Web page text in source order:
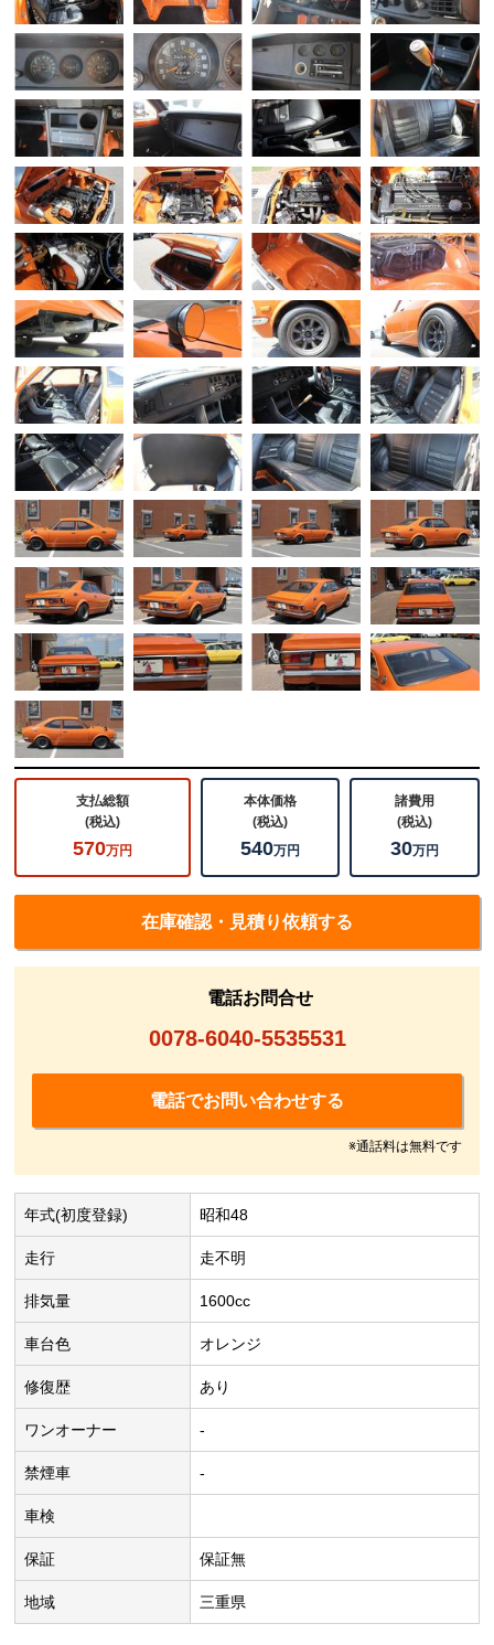
支払総額
(税込)
570万円
本体価格
(税込)
540万円
諸費用
(税込)
30万円
在庫確認・見積り依頼する
電話お問合せ
0078-6040-5535531
電話でお問い合わせする
※通話料は無料です
年式(初度登録) 昭和48
走行 走不明
排気量 1600cc
車台色 オレンジ
修復歴 あり
ワンオーナー -
禁煙車 -
車検
保証 保証無
地域 三重県